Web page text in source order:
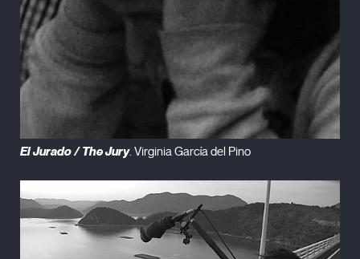
El Jurado / The Jury. Virginia García del Pino